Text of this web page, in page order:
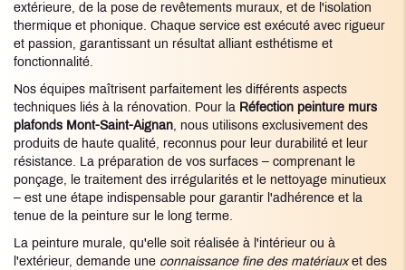
extérieure, de la pose de revêtements muraux, et de l'isolation
thermique et phonique. Chaque service est exécuté avec rigueur
et passion, garantissant un résultat alliant esthétisme et
fonctionnalité.
Nos équipes maîtrisent parfaitement les différents aspects
techniques liés à la rénovation. Pour la Réfection peinture murs
plafonds Mont-Saint-Aignan, nous utilisons exclusivement des
produits de haute qualité, reconnus pour leur durabilité et leur
résistance. La préparation de vos surfaces – comprenant le
ponçage, le traitement des irrégularités et le nettoyage minutieux
– est une étape indispensable pour garantir l'adhérence et la
tenue de la peinture sur le long terme.
La peinture murale, qu'elle soit réalisée à l'intérieur ou à
l'extérieur, demande une connaissance fine des matériauxet des